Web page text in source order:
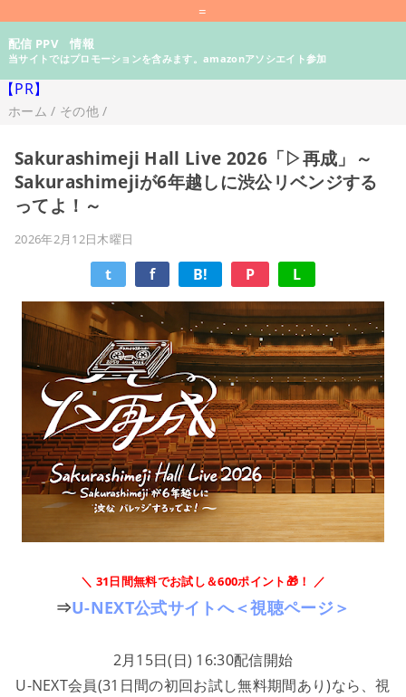
=
配信 PPV 情報
当サイトではプロモーションを含みます。amazonアソシエイト参加
【PR】
ホーム / その他/
Sakurashimeji Hall Live 2026「▷再成」～
Sakurashimejiが6年越しに渋公リベンジする
ってよ！～
2026年2月12日木曜日
t f B! P L
＼ 31日間無料でお試し＆600ポイント🎁！ ／
⇒U-NEXT公式サイトへ＜視聴ページ＞
2月15日(日) 16:30配信開始
U-NEXT会員(31日間の初回お試し無料期間あり)なら、視